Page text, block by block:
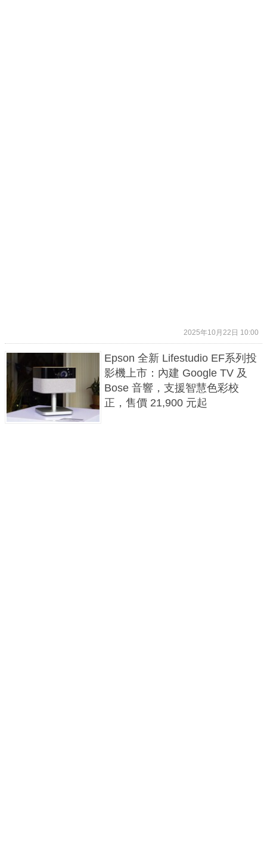
2025年10月22日 10:00
Epson 全新 Lifestudio EF系列投
影機上市：內建 Google TV 及
Bose 音響，支援智慧色彩校
正，售價 21,900 元起